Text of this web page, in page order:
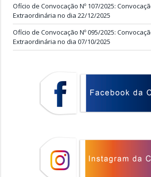
Ofício de Convocação Nº 107/2025:
Extraordinária no dia 22/12/2025
Ofício de Convocação Nº 095/2025:
Extraordinária no dia 07/10/2025